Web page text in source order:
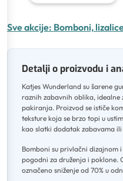
Sve akcije: Bomboni,
Detalji o proizvodu i
Katjes Wunderland su šarene
raznih zabavnih oblika, idealne
pakiranja. Proizvod se ističe
teksture koja se brzo topi u
kao slatki dodatak zabavama
Bomboni su privlačni dizajnom
pogodni za druženja i poklone.
označeno sniženje od 70% u